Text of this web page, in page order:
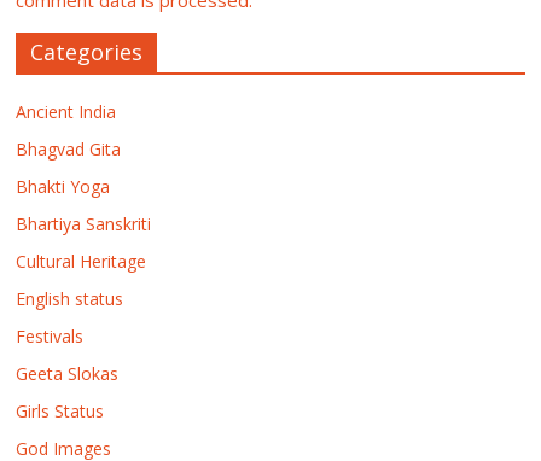
Categories
Ancient India
Bhagvad Gita
Bhakti Yoga
Bhartiya Sanskriti
Cultural Heritage
English status
Festivals
Geeta Slokas
Girls Status
God Images